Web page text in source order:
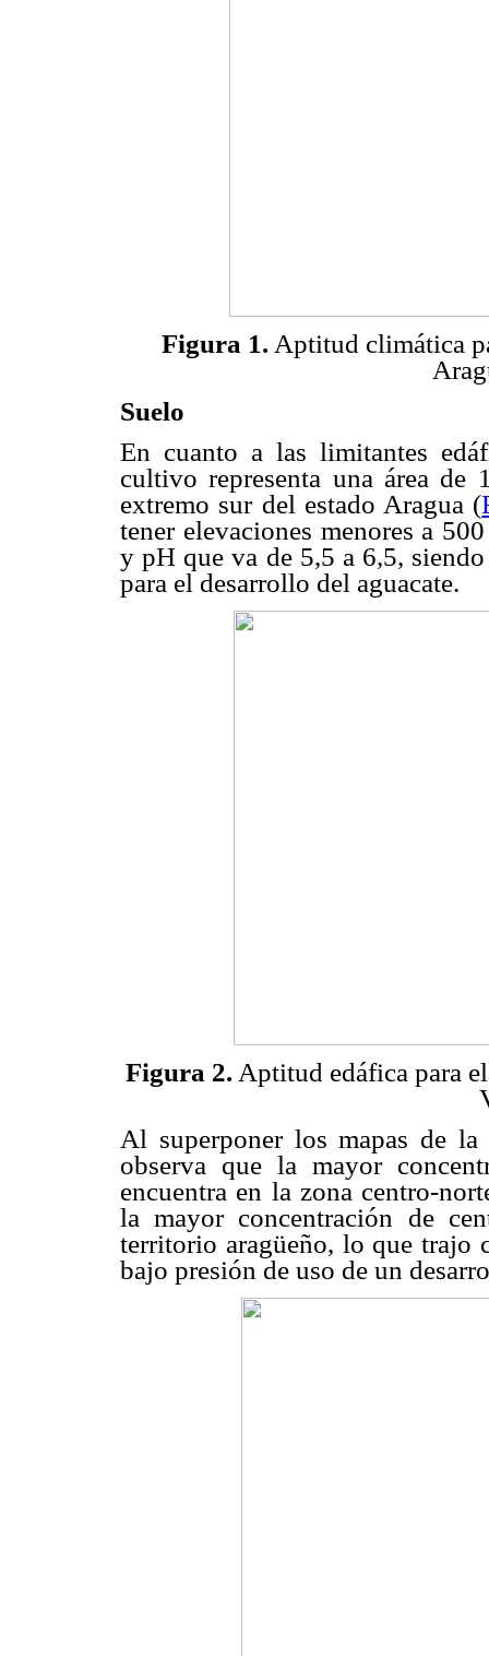
Figura 1. Aptitud climática
Suelo
En cuanto a las limitantes
cultivo representa una área de
extremo sur del estado Aragua (
tener elevaciones menores a
y pH que va de 5,5 a 6,5,
para el desarrollo del aguacate.
Figura 2. Aptitud edáfica para
Al superponer los mapas de
observa que la mayor
encuentra en la zona centro-
la mayor concentración de
territorio aragüeño, lo que trajo
bajo presión de uso de un